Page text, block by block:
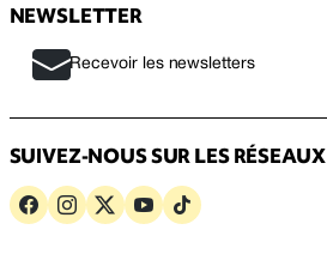
NEWSLETTER
Recevoir les newsletters
SUIVEZ-NOUS SUR LES RÉSEAUX